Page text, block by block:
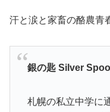
汗と涙と家畜の酪農青
銀の匙 Silver
札幌の私立中学に